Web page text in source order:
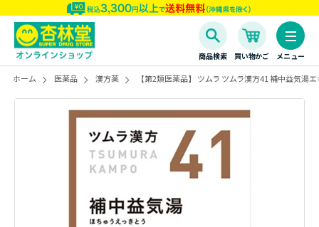
商品検索 買い物かご メニュー
ホーム 医薬品 漢方薬 【第2類医薬品】 ツムラ ツムラ漢方41 補中益気湯